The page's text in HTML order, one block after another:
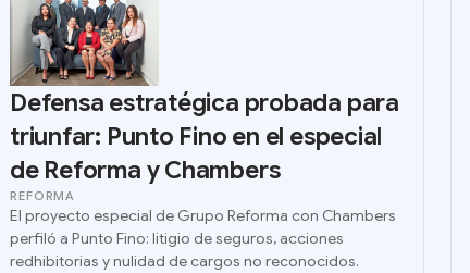
Defensa estratégica probada para
triunfar: Punto Fino en el especial
de Reforma y Chambers
REFORMA
El proyecto especial de Grupo Reforma con Chambers
perfiló a Punto Fino: litigio de seguros, acciones
redhibitorias y nulidad de cargos no reconocidos.